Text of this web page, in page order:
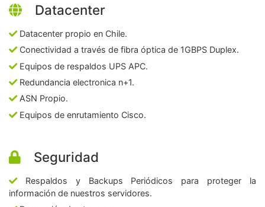
Datacenter
Datacenter propio en Chile.
Conectividad a través de fibra óptica de 1GBPS Duplex.
Equipos de respaldos UPS APC.
Redundancia electronica n+1.
ASN Propio.
Equipos de enrutamiento Cisco.
Seguridad
Respaldos y Backups Periódicos para proteger la
información de nuestros servidores.